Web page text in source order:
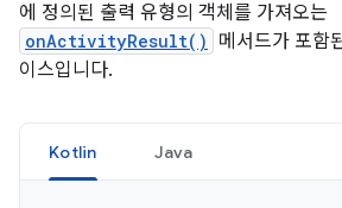
에 정의된 출력 유형의 객체를 가져오는
onActivityResult()
메서드가 포함
이스입니다.
Kotlin Java